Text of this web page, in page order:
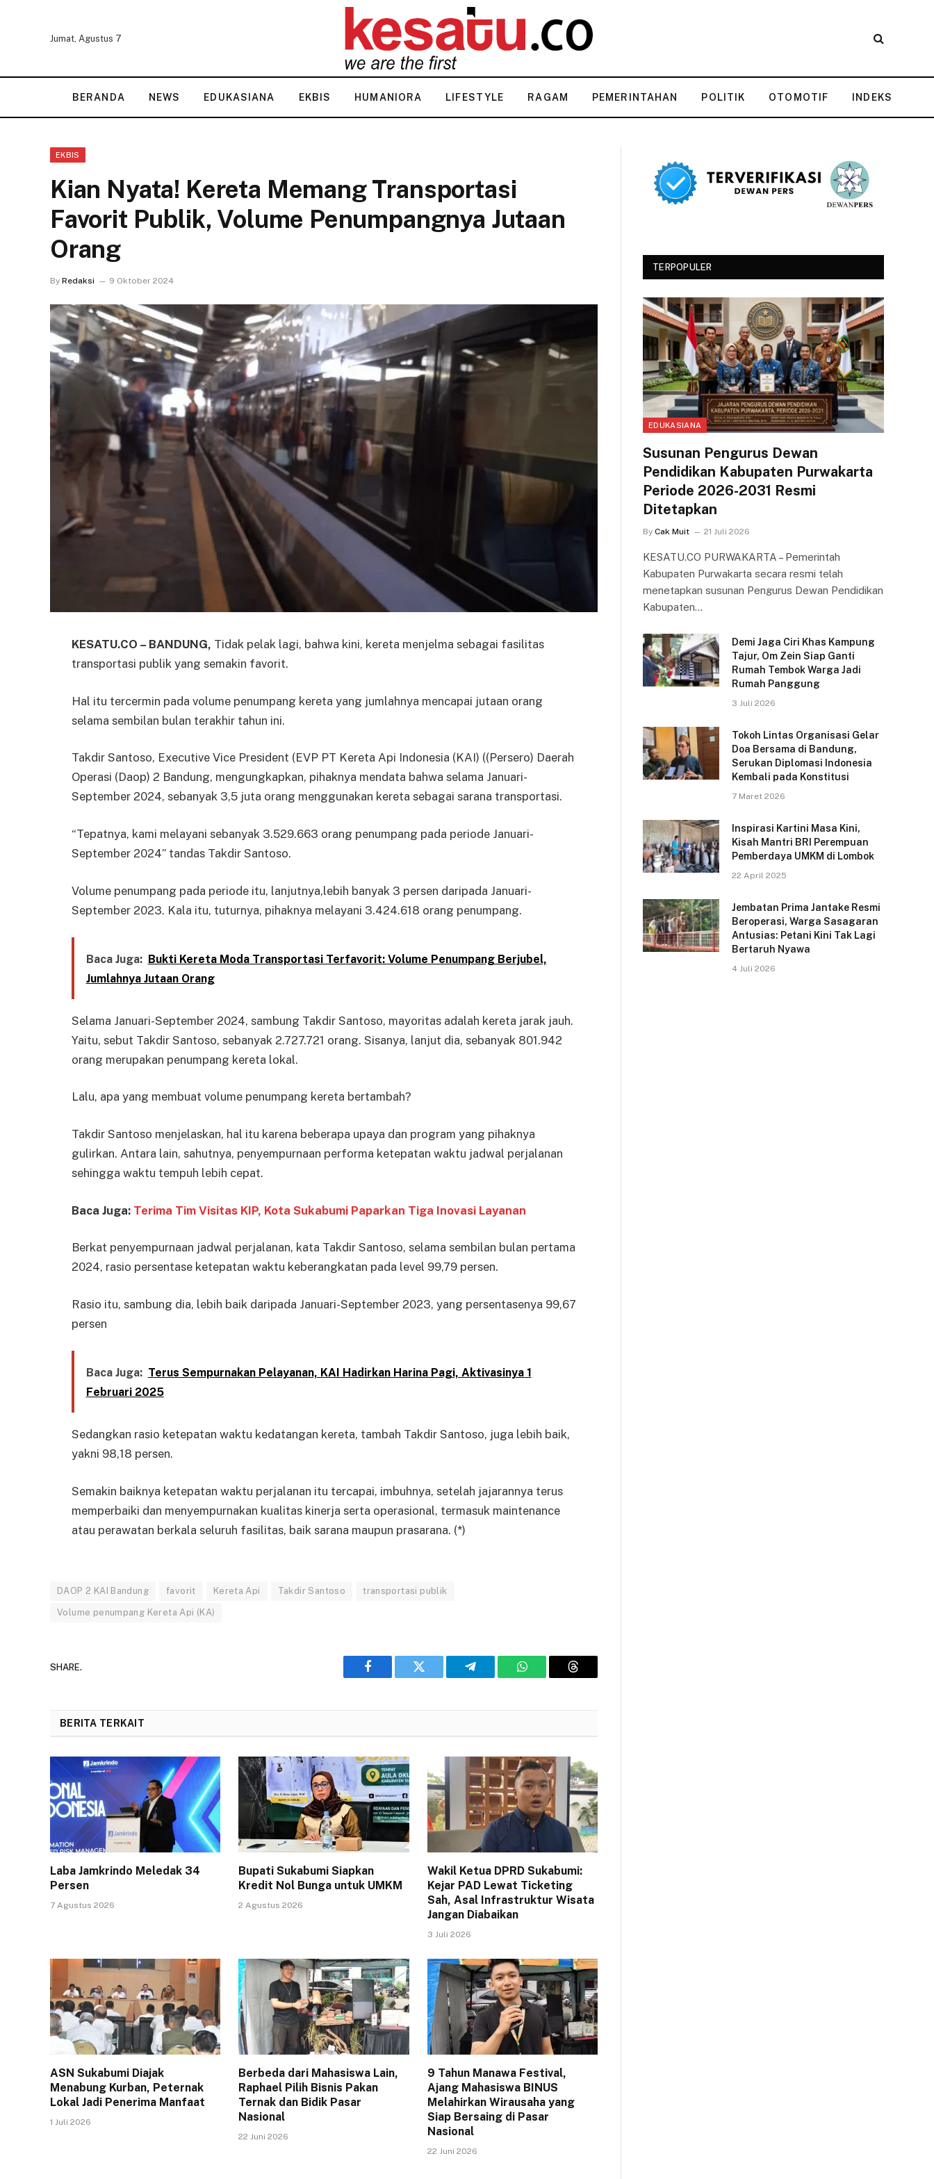
Jumat, Agustus 7
BERANDA NEWS EDUKASIANA EKBIS HUMANIORA LIFESTYLE RAGAM PEMERINTAHAN POLITIK OTOMOTIF INDEKS
EKBIS
Kian Nyata! Kereta Memang Transportasi
Favorit Publik, Volume Penumpangnya Jutaan
Orang
By Redaksi 9 Oktober 2024
KESATU.CO – BANDUNG, Tidak pelak lagi, bahwa kini, kereta menjelma sebagai fasilitas
transportasi publik yang semakin favorit.
Hal itu tercermin pada volume penumpang kereta yang jumlahnya mencapai jutaan orang
selama sembilan bulan terakhir tahun ini.
Takdir Santoso, Executive Vice President (EVP PT Kereta Api Indonesia (KAI) ((Persero) Daerah
Operasi (Daop) 2 Bandung, mengungkapkan, pihaknya mendata bahwa selama Januari-
September 2024, sebanyak 3,5 juta orang menggunakan kereta sebagai sarana transportasi.
“Tepatnya, kami melayani sebanyak 3.529.663 orang penumpang pada periode Januari-
September 2024” tandas Takdir Santoso.
Volume penumpang pada periode itu, lanjutnya,lebih banyak 3 persen daripada Januari-
September 2023. Kala itu, tuturnya, pihaknya melayani 3.424.618 orang penumpang.
Baca Juga: Bukti Kereta Moda Transportasi Terfavorit: Volume Penumpang Berjubel,
Jumlahnya Jutaan Orang
Selama Januari-September 2024, sambung Takdir Santoso, mayoritas adalah kereta jarak jauh.
Yaitu, sebut Takdir Santoso, sebanyak 2.727.721 orang. Sisanya, lanjut dia, sebanyak 801.942
orang merupakan penumpang kereta lokal.
Lalu, apa yang membuat volume penumpang kereta bertambah?
Takdir Santoso menjelaskan, hal itu karena beberapa upaya dan program yang pihaknya
gulirkan. Antara lain, sahutnya, penyempurnaan performa ketepatan waktu jadwal perjalanan
sehingga waktu tempuh lebih cepat.
Baca Juga: Terima Tim Visitas KIP, Kota Sukabumi Paparkan Tiga Inovasi Layanan
Berkat penyempurnaan jadwal perjalanan, kata Takdir Santoso, selama sembilan bulan pertama
2024, rasio persentase ketepatan waktu keberangkatan pada level 99,79 persen.
Rasio itu, sambung dia, lebih baik daripada Januari-September 2023, yang persentasenya 99,67
persen
Baca Juga: Terus Sempurnakan Pelayanan, KAI Hadirkan Harina Pagi, Aktivasinya 1
Februari 2025
Sedangkan rasio ketepatan waktu kedatangan kereta, tambah Takdir Santoso, juga lebih baik,
yakni 98,18 persen.
Semakin baiknya ketepatan waktu perjalanan itu tercapai, imbuhnya, setelah jajarannya terus
memperbaiki dan menyempurnakan kualitas kinerja serta operasional, termasuk maintenance
atau perawatan berkala seluruh fasilitas, baik sarana maupun prasarana. (*)
DAOP 2 KAI Bandung favorit Kereta Api Takdir Santoso transportasi publik
Volume penumpang Kereta Api (KA)
SHARE.
Facebook Twitter Telegram WhatsAppThreads
BERITA TERKAIT
Laba Jamkrindo Meledak 34
Persen
7 Agustus 2026
Bupati Sukabumi Siapkan
Kredit Nol Bunga untuk UMKM
2 Agustus 2026
Wakil Ketua DPRD Sukabumi:
Kejar PAD Lewat Ticketing
Sah, Asal Infrastruktur Wisata
Jangan Diabaikan
3 Juli 2026
ASN Sukabumi Diajak
Menabung Kurban, Peternak
Lokal Jadi Penerima Manfaat
1 Juli 2026
Berbeda dari Mahasiswa Lain,
Raphael Pilih Bisnis Pakan
Ternak dan Bidik Pasar
Nasional
22 Juni 2026
9 Tahun Manawa Festival,
Ajang Mahasiswa BINUS
Melahirkan Wirausaha yang
Siap Bersaing di Pasar
Nasional
22 Juni 2026
TERPOPULER
EDUKASIANA
Susunan Pengurus Dewan
Pendidikan Kabupaten Purwakarta
Periode 2026-2031 Resmi
Ditetapkan
By Cak Muit 21 Juli 2026
KESATU.CO PURWAKARTA – Pemerintah
Kabupaten Purwakarta secara resmi telah
menetapkan susunan Pengurus Dewan Pendidikan
Kabupaten…
Demi Jaga Ciri Khas Kampung
Tajur, Om Zein Siap Ganti
Rumah Tembok Warga Jadi
Rumah Panggung
3 Juli 2026
Tokoh Lintas Organisasi Gelar
Doa Bersama di Bandung,
Serukan Diplomasi Indonesia
Kembali pada Konstitusi
7 Maret 2026
Inspirasi Kartini Masa Kini,
Kisah Mantri BRI Perempuan
Pemberdaya UMKM di Lombok
22 April 2025
Jembatan Prima Jantake Resmi
Beroperasi, Warga Sasagaran
Antusias: Petani Kini Tak Lagi
Bertaruh Nyawa
4 Juli 2026